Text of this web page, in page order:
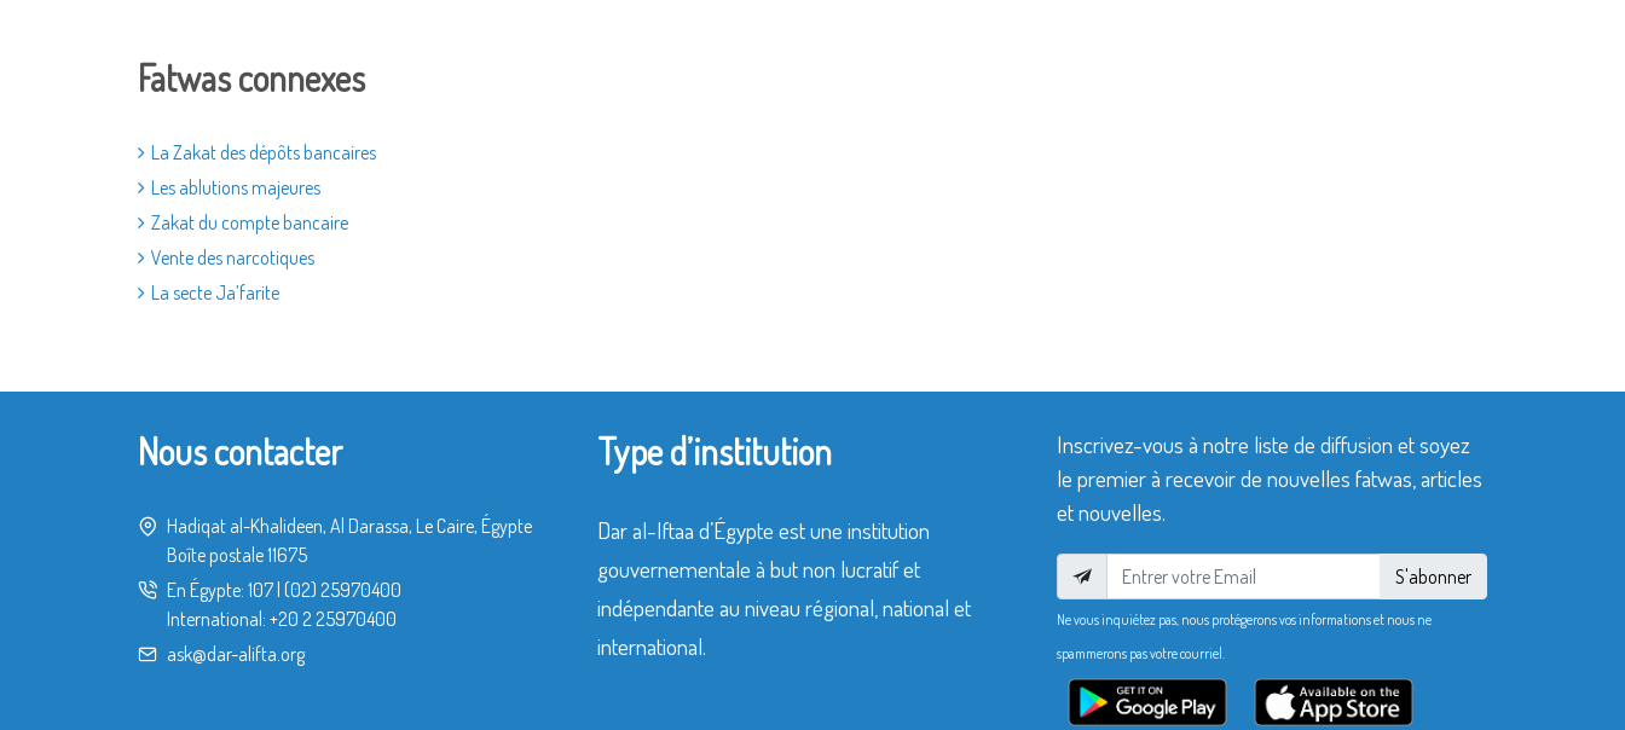
Fatwas connexes
La Zakat des dépôts bancaires
Les ablutions majeures
Zakat du compte bancaire
Vente des narcotiques
La secte Ja’farite
Nous contacter
Hadiqat al-Khalideen, Al Darassa, Le Caire, Égypte
Boîte postale 11675
En Égypte: 107 (02) 25970400
International: +20 2 25970400
ask@dar-alifta.org
Type d’institution
Dar al-Iftaa d’Égypte est une institution
gouvernementale à but non lucratif et
indépendante au niveau régional, national et
international.
Inscrivez-vous à notre liste de diffusion et soyez
le premier à recevoir de nouvelles fatwas, articles
et nouvelles.
S'abonner
Ne vous inquiétez pas, nous protégerons vos informations et nous ne
spammerons pas votre courriel.